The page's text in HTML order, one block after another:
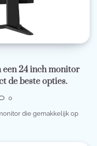
een 24 inch monitor
de beste opties.
0
die gemakkelijk op